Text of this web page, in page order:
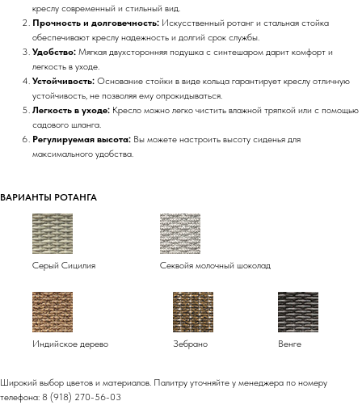
креслу современный и стильный вид.
Прочность и долговечность: Искусственный ротанг и стальная стойка
обеспечивают креслу надежность и долгий срок службы.
Удобство: Мягкая двухсторонняя подушка с синтешаром дарит комфорт и
легкость в уходе.
Устойчивость: Основание стойки в виде кольца гарантирует креслу отличную
устойчивость, не позволяя ему опрокидываться.
Легкость в уходе: Кресло можно легко чистить влажной тряпкой или с помощью
садового шланга.
Регулируемая высота: Вы можете настроить высоту сиденья для
максимального удобства.
ВАРИАНТЫ РОТАНГА
Серый Сицилия Секвойя молочный шоколад
Индийское дерево Зебрано Венге
Широкий выбор цветов и материалов. Палитру уточняйте у менеджера по номеру
телефона: 8 (918) 270-56-03